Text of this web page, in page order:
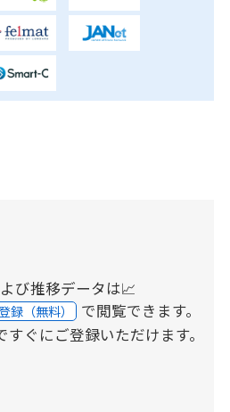
び推移データは📈
録（無料） で閲覧できます。
ぐにご登録いただけます。